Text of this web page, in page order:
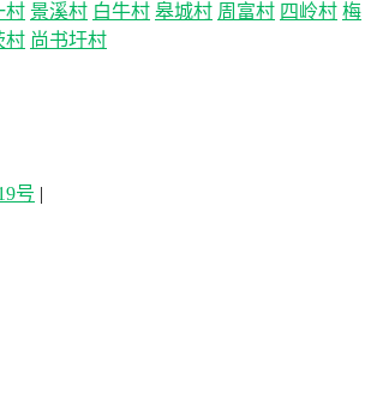
村 景溪村 白牛村 皋城村 周富村 四岭村 梅
村 尚书圩村
号 |